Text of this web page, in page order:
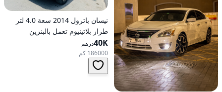
نيسان باترول 2014 سعة 4.0 لتر
طراز بلاتينيوم تعمل بالبنزين
أوتوماتيكية بدفع كلي
40Kدرهم
186000 كم